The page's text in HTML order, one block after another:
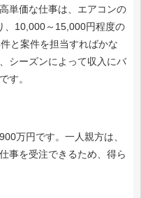
単価な仕事は、エアコンの
、10,000～15,000円程度の
と案件を担当すればかな
シーズンによって収入にバ
す。
万円です。一人親方は、
事を受注できるため、得ら